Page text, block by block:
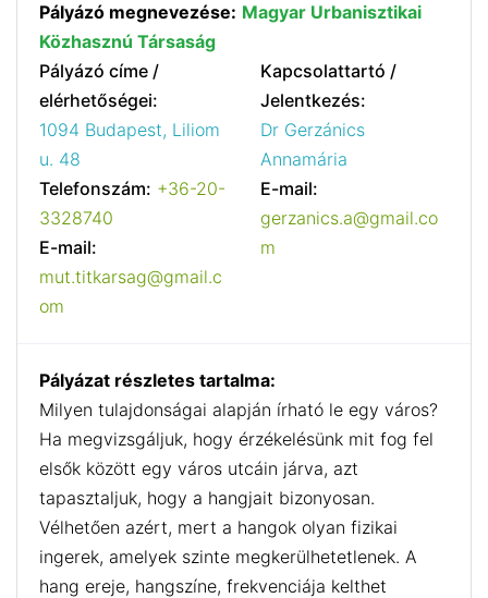
Pályázó megnevezése: Magyar Urbanisztikai
Közhasznú Társaság
Pályázó címe /
elérhetőségei:
1094 Budapest, Liliom
u. 48
Telefonszám: +36-20-
3328740
E-mail:
mut.titkarsag@gmail.c
om
Kapcsolattartó /
Jelentkezés:
Dr Gerzánics
Annamária
E-mail:
gerzanics.a@gmail.co
m
Pályázat részletes tartalma:
Milyen tulajdonságai alapján írható le egy város?
Ha megvizsgáljuk, hogy érzékelésünk mit fog fel
elsők között egy város utcáin járva, azt
tapasztaljuk, hogy a hangjait bizonyosan.
Vélhetően azért, mert a hangok olyan fizikai
ingerek, amelyek szinte megkerülhetetlenek. A
hang ereje, hangszíne, frekvenciája kelthet